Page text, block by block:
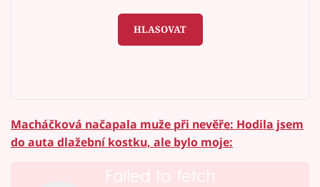
HLASOVAT
Macháčková načapala muže při nevěře: Hodila jsem
do auta dlažební kostku, ale bylo moje:
Failed to fetch